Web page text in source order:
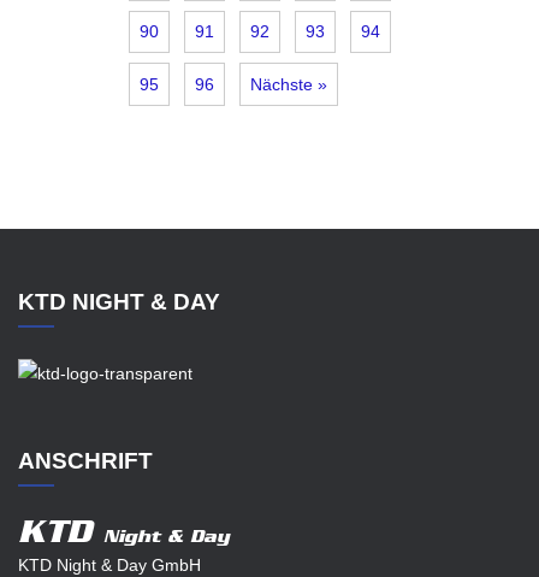
90 91 92 93 94
95 96 Nächste »
KTD NIGHT & DAY
ANSCHRIFT
KTD
Night & Day
KTD Night & Day GmbH